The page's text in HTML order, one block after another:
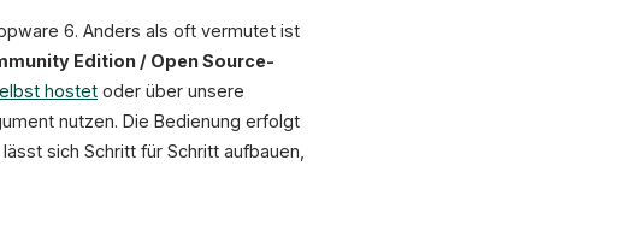
Drag &
Produkt-Slider (3 Spalten)
6. Anders als oft vermutet ist
Edition / Open Source-
hostet oder über unsere
nutzen. Die Bedienung erfolgt
sich Schritt für Schritt aufbauen,